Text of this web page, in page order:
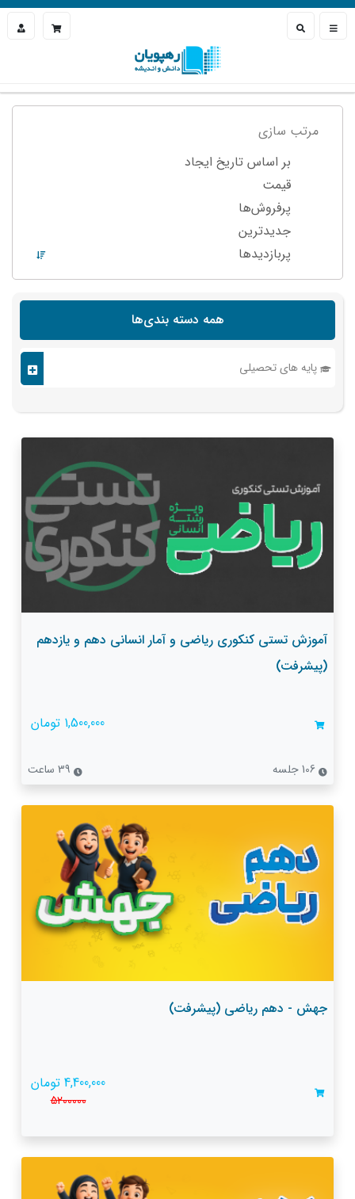
مرتب سازی
بر اساس تاریخ ایجاد
قیمت
پرفروش‌ها
جدیدترین
پربازدید‌ها
همه دسته بندی‌ها
پایه های تحصیلی
آموزش تستی کنکوری ریاضی و آمار انسانی دهم و یازدهم
(پیشرفت)
1,500,000 تومان
جهش - دهم ریاضی (پیشرفت)
4,400,000 تومان
5200000